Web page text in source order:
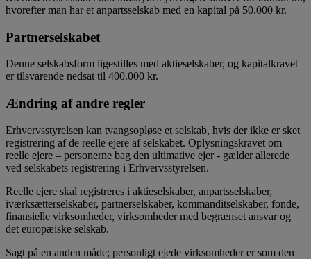
hvorefter man har et anpartsselskab med en kapital på 50.000 kr.
Partnerselskabet
Denne selskabsform ligestilles med aktieselskaber, og kapitalkravet
er tilsvarende nedsat til 400.000 kr.
Ændring af andre regler
Erhvervsstyrelsen kan tvangsopløse et selskab, hvis der ikke er sket
registrering af de reelle ejere af selskabet. Oplysningskravet om
reelle ejere – personerne bag den ultimative ejer - gælder allerede
ved selskabets registrering i Erhvervsstyrelsen.
Reelle ejere skal registreres i aktieselskaber, anpartsselskaber,
iværksætterselskaber, partnerselskaber, kommanditselskaber, fonde,
finansielle virksomheder, virksomheder med begrænset ansvar og
det europæiske selskab.
Sagt på en anden måde; personligt ejede virksomheder er som den